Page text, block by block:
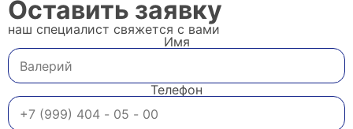
Оставить заявку
наш специалист свяжется с вами
Имя
Телефон